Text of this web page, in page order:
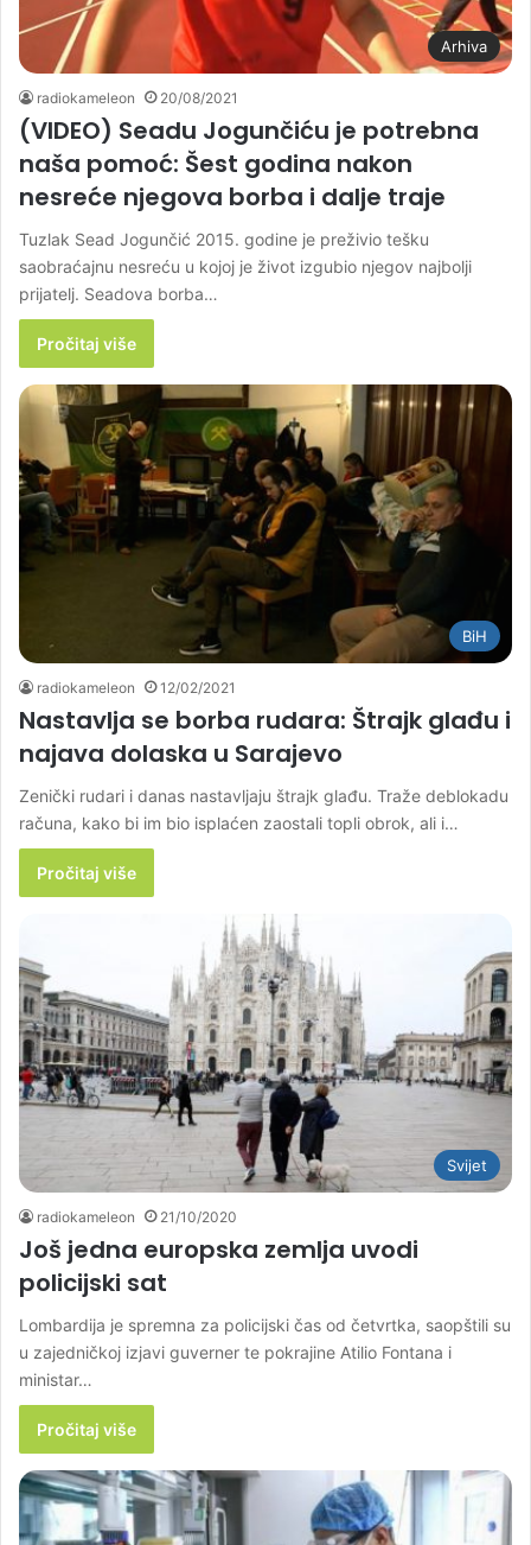
Arhiva
radiokameleon 20/08/2021
(VIDEO) Seadu Jogunčiću je potrebna
naša pomoć: Šest godina nakon
nesreće njegova borba i dalje traje
Tuzlak Sead Jogunčić 2015. godine je preživio tešku
saobraćajnu nesreću u kojoj je život izgubio njegov najbolji
prijatelj. Seadova borba…
Pročitaj više
BiH
radiokameleon 12/02/2021
Nastavlja se borba rudara: Štrajk glađu i
najava dolaska u Sarajevo
Zenički rudari i danas nastavljaju štrajk glađu. Traže deblokadu
računa, kako bi im bio isplaćen zaostali topli obrok, ali i…
Pročitaj više
Svijet
radiokameleon 21/10/2020
Još jedna europska zemlja uvodi
policijski sat
Lombardija je spremna za policijski čas od četvrtka, saopštili su
u zajedničkoj izjavi guverner te pokrajine Atilio Fontana i
ministar…
Pročitaj više